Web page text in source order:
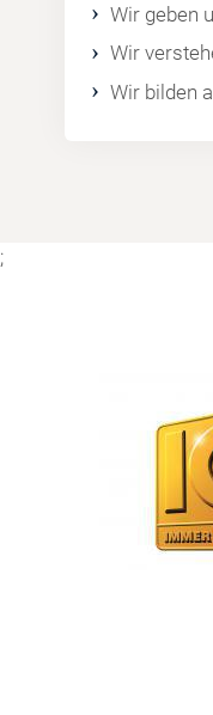
Wir geben
Wir
Wir bilden
;